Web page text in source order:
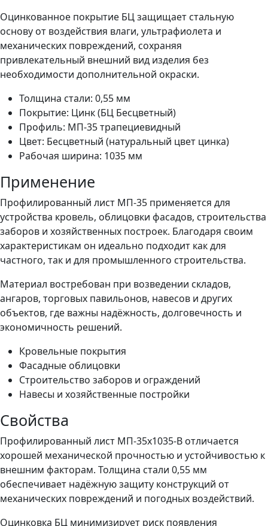
Оцинкованное покрытие БЦ защищает стальную
основу от воздействия влаги, ультрафиолета и
механических повреждений, сохраняя
привлекательный внешний вид изделия без
необходимости дополнительной окраски.
Толщина стали: 0,55 мм
Покрытие: Цинк (БЦ Бесцветный)
Профиль: МП-35 трапециевидный
Цвет: Бесцветный (натуральный цвет цинка)
Рабочая ширина: 1035 мм
Применение
Профилированный лист МП-35 применяется для
устройства кровель, облицовки фасадов, строительства
заборов и хозяйственных построек. Благодаря своим
характеристикам он идеально подходит как для
частного, так и для промышленного строительства.
Материал востребован при возведении складов,
ангаров, торговых павильонов, навесов и других
объектов, где важны надёжность, долговечность и
экономичность решений.
Кровельные покрытия
Фасадные облицовки
Строительство заборов и ограждений
Навесы и хозяйственные постройки
Свойства
Профилированный лист МП-35x1035-B отличается
хорошей механической прочностью и устойчивостью к
внешним факторам. Толщина стали 0,55 мм
обеспечивает надёжную защиту конструкций от
механических повреждений и погодных воздействий.
Оцинковка БЦ минимизирует риск появления